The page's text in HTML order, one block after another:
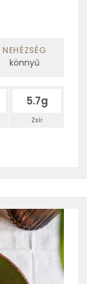
NEHÉZSÉG
könnyű
5.7g
Zsír